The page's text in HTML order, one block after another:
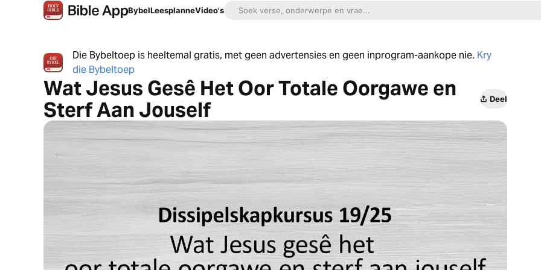
BybelLeesplanneVideo's
Die Bybeltoep is heeltemal gratis, met geen advertensies en geen inprogram-aankope nie. Kry
die Bybeltoep
Wat Jesus Gesê Het Oor Totale Oorgawe en
Sterf Aan Jouself
Deel